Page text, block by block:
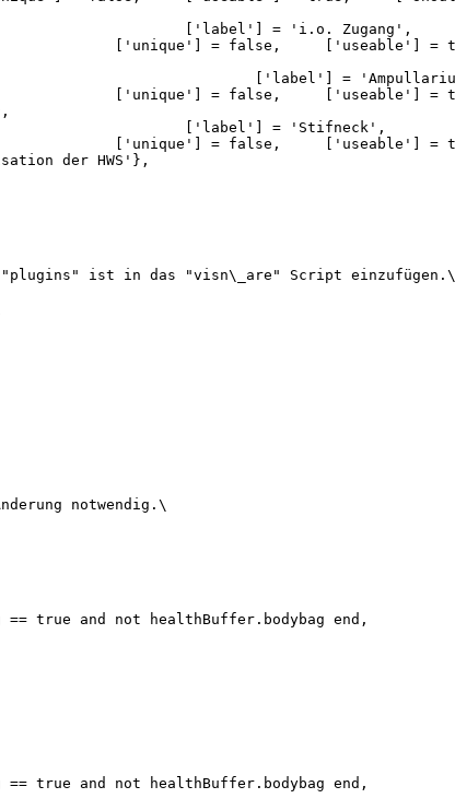
der HWS'},
"plugins" ist in das "visn\_are" Script einzufügen.\
notwendig.\
true and not healthBuffer.bodybag end,
true and not healthBuffer.bodybag end,